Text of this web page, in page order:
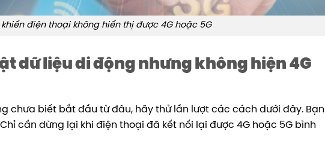
điện thoại không hiển thị được 4G hoặc 5G
dữ liệu di động nhưng không hiện 4G
chưa biết bắt đầu từ đâu, hãy thử lần lượt các cách dưới đây. Bạn
cần dừng lại khi điện thoại đã kết nối lại được 4G hoặc 5G bình